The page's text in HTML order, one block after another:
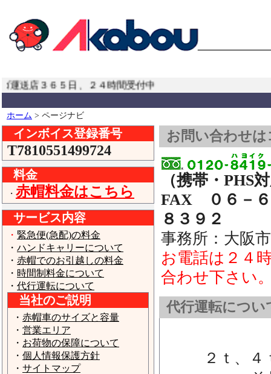
送店３６５日、２４時間受付中！全国どこへでも責任を持
ホーム > ページナビ
インボイス登録番号
T7810551499724
料金
・ 赤帽料金はこちら
サービス内容
・ 緊急便(急配)の料金
・ ハンドキャリーについて
・ 赤帽でのお引越しの料金
・ 時間制料金について
・ 代行運転について
当社のご説明
・ 赤帽車のサイズと容量
・ 営業エリア
・ お荷物の保障について
・ 個人情報保護方針
・ サイトマップ
お問い合わせ
（携帯・PHS
FAX ０６－６
８３９２
事務所：大阪
お電話は２４
合わせ下さい
代行運転につい
２ｔ、